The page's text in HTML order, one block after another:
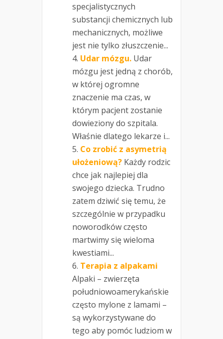
specjalistycznych
substancji chemicznych lub
mechanicznych, możliwe
jest nie tylko złuszczenie...
Udar mózgu. Udar
mózgu jest jedną z chorób,
w której ogromne
znaczenie ma czas, w
którym pacjent zostanie
dowieziony do szpitala.
Właśnie dlatego lekarze i...
Co zrobić z asymetrią
ułożeniową? Każdy rodzic
chce jak najlepiej dla
swojego dziecka. Trudno
zatem dziwić się temu, że
szczególnie w przypadku
noworodków często
martwimy się wieloma
kwestiami...
Terapia z alpakami
Alpaki – zwierzęta
południowoamerykańskie
często mylone z lamami –
są wykorzystywane do
tego aby pomóc ludziom w